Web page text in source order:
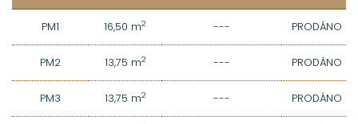
PM1 16,50 m2 --- PRODÁNO
PM2 13,75 m2 --- PRODÁNO
PM3 13,75 m2 --- PRODÁNO